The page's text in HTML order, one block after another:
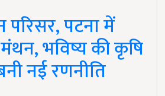
पटना में
भविष्य की कृषि
नई रणनीति